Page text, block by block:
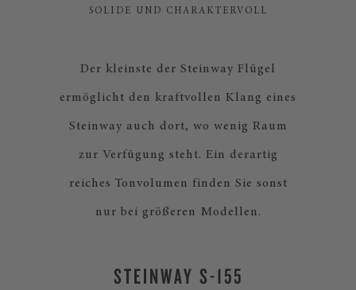
SOLIDE UND CHARAKTERVOLL
Der kleinste der Steinway Flügel
ermöglicht den kraftvollen Klang eines
Steinway auch dort, wo wenig Raum
zur Verfügung steht. Ein derartig
reiches Tonvolumen finden Sie sonst
nur bei größeren Modellen.
STEINWAY S-155